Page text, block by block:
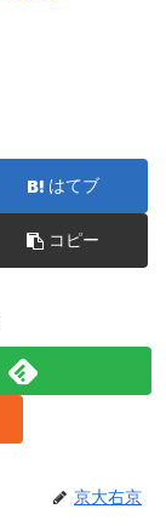
はてブ
コピー
京大右京